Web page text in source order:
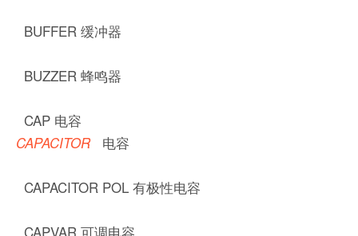
BUFFER 缓冲器
BUZZER 蜂鸣器
CAP 电容
CAPACITOR 电容
CAPACITOR POL 有极性电容
CAPVAR 可调电容